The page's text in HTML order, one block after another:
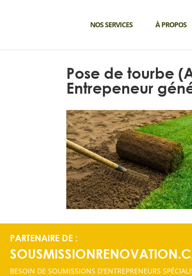
NOS SERVICES À PROPOS
Pose de tourbe
Entrepeneur
PARTENAIRE DE :
BESOIN DE SOUMISSIONS D'ENTREPRENEURS